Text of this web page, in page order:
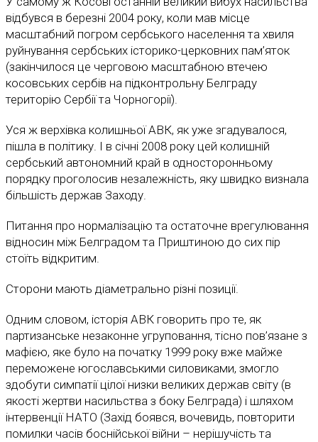
відбувся в березні 2004 року, коли мав місце
масштабний погром сербського населення та хвиля
руйнування сербських історико-церковних пам’яток
(закінчилося це черговою масштабною втечею
косовських сербів на підконтрольну Белграду
територію Сербії та Чорногорії).
Уся ж верхівка колишньої АВК, як уже згадувалося,
пішла в політику. І в січні 2008 року цей колишній
сербський автономний край в односторонньому
порядку проголосив незалежність, яку швидко визнала
більшість держав Заходу.
Питання про нормалізацію та остаточне врегулювання
відносин між Белградом та Приштиною до сих пір
стоїть відкритим.
Сторони мають діаметрально різні позиції.
Одним словом, історія АВК говорить про те, як
партизанське незаконне угруповання, тісно пов’язане з
мафією, яке було на початку 1999 року вже майже
переможене югославськими силовиками, змогло
здобути симпатії цілої низки великих держав світу (в
якості жертви насильства з боку Белграда) і шляхом
інтервенції НАТО (Захід боявся, вочевидь, повторити
помилки часів боснійської війни – нерішучість та